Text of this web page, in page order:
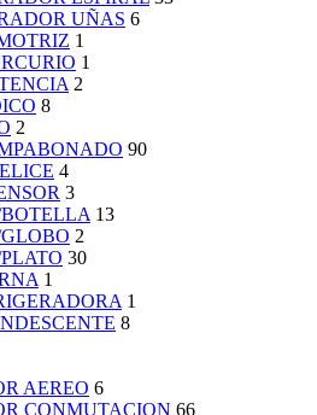
UÑAS 6
1
1
2
8
2
90
4
3
13
2
30
1
1
8
AEREO 6
CONMUTACION 66